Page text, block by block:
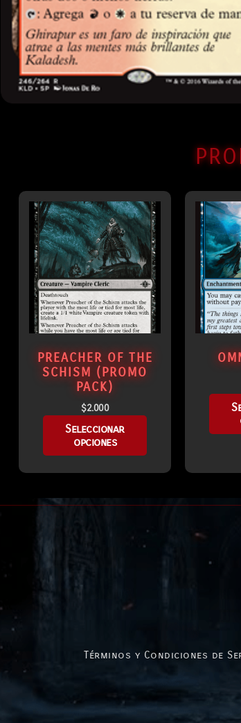
PREACHER OF THE
SCHISM (PROMO
PACK)
$2.000
Seleccionar
opciones
Términos y Condiciones de